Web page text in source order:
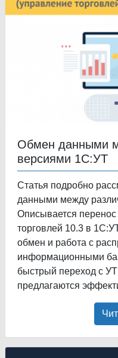
Обмен данными
версиями 1С:УТ
Статья подробно
данными между
Описывается
торговлей 10.3 в
обмен и работа с
информационными
быстрый переход с
предлагаются